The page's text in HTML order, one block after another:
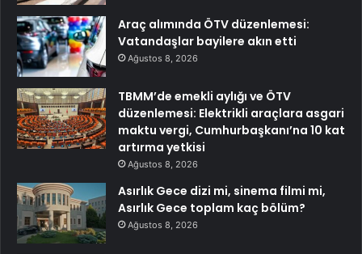
Araç alımında ÖTV düzenlemesi:
Vatandaşlar bayilere akın etti
Ağustos 8, 2026
TBMM’de emekli aylığı ve ÖTV
düzenlemesi: Elektrikli araçlara asgari
maktu vergi, Cumhurbaşkanı’na 10 kat
artırma yetkisi
Ağustos 8, 2026
Asırlık Gece dizi mi, sinema filmi mi,
Asırlık Gece toplam kaç bölüm?
Ağustos 8, 2026